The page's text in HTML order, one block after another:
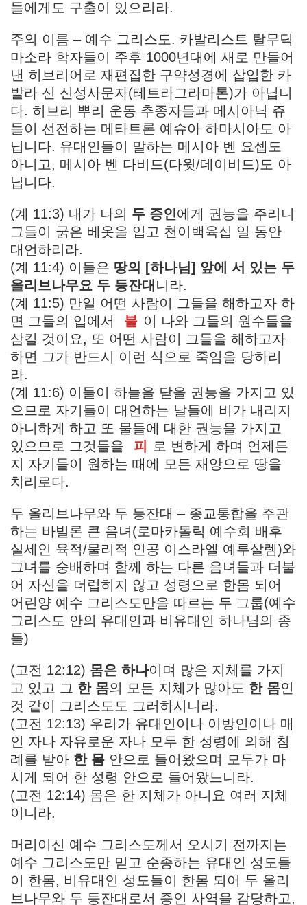
들에게도 구출이 있으리라.
주의 이름 – 예수 그리스도. 카발리스트 탈무딕
마소라 학자들이 주후 1000년대에 새로 만들어
낸 히브리어로 재편집한 구약성경에 삽입한 카
발라 신 신성사문자(테트라그라마톤)가 아닙니
다. 히브리 뿌리 운동 추종자들과 메시아닉 쥬
들이 선전하는 메타트론 예슈아 하마시아도 아
닙니다. 유대인들이 말하는 메시아 벤 요셉도
아니고, 메시아 벤 다비드(다윗/데이비드)도 아
닙니다.
(계 11:3) 내가 나의 두 증인에게 권능을 주리니
그들이 굵은 베옷을 입고 천이백육십 일 동안
대언하리라.
(계 11:4) 이들은 땅의 [하나님] 앞에 서 있는 두
올리브나무요 두 등잔대 니라.
(계 11:5) 만일 어떤 사람이 그들을 해하고자 하
면 그들의 입에서
불 이 나와 그들의 원수들을
삼킬 것이요, 또 어떤 사람이 그들을 해하고자
하면 그가 반드시 이런 식으로 죽임을 당하리
라.
(계 11:6) 이들이 하늘을 닫을 권능을 가지고 있
으므로 자기들이 대언하는 날들에 비가 내리지
아니하게 하고 또 물들에 대한 권능을 가지고
있으므로 그것들을
피
로 변하게 하며 언제든
지 자기들이 원하는 때에 모든 재앙으로 땅을
치리로다.
두 올리브나무와 두 등잔대 – 종교통합을 주관
하는 바빌론 큰 음녀(로마카톨릭 예수회 배후
실세인 육적/물리적 인공 이스라엘 예루살렘)와
그녀를 숭배하며 함께 하는 다른 음녀들과 더불
어 자신을 더럽히지 않고 성령으로 한몸 되어
어린양 예수 그리스도만을 따르는 두 그룹(예수
그리스도 안의 유대인과 비유대인 하나님의 종
들)
(고전 12:12) 몸은 하나이며 많은 지체를 가지
고 있고 그 한 몸의 모든 지체가 많아도 한 몸인
것 같이 그리스도도 그러하시니라.
(고전 12:13) 우리가 유대인이나 이방인이나 매
인 자나 자유로운 자나 모두 한 성령에 의해 침
례를 받아 한 몸 안으로 들어왔으며 모두가 마
시게 되어 한 성령 안으로 들어왔느니라.
(고전 12:14) 몸은 한 지체가 아니요 여러 지체
이니라.
머리이신 예수 그리스도께서 오시기 전까지는
예수 그리스도만 믿고 순종하는 유대인 성도들
이 한몸, 비유대인 성도들이 한몸 되어 두 올리
브나무와 두 등잔대로서 증인 사역을 감당하고,